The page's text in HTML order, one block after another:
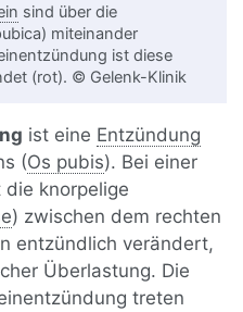
sind über die
miteinander
ist diese
(rot). © Gelenk-Klinik
ist eine Entzündung
(Os pubis). Bei einer
knorpelige
) zwischen dem rechten
entzündlich verändert,
Überlastung. Die
treten